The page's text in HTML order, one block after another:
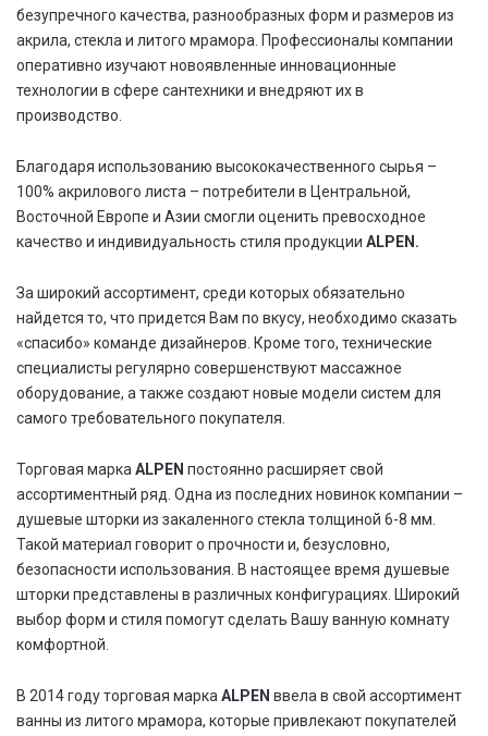
безупречного качества, разнообразных форм и размеров из
акрила, стекла и литого мрамора. Профессионалы компании
оперативно изучают новоявленные инновационные
технологии в сфере сантехники и внедряют их в
производство.
Благодаря использованию высококачественного сырья –
100% акрилового листа – потребители в Центральной,
Восточной Европе и Азии смогли оценить превосходное
качество и индивидуальность стиля продукции ALPEN.
За широкий ассортимент, среди которых обязательно
найдется то, что придется Вам по вкусу, необходимо сказать
«спасибо» команде дизайнеров. Кроме того, технические
специалисты регулярно совершенствуют массажное
оборудование, а также создают новые модели систем для
самого требовательного покупателя.
Торговая марка ALPEN постоянно расширяет свой
ассортиментный ряд. Одна из последних новинок компании –
душевые шторки из закаленного стекла толщиной 6-8 мм.
Такой материал говорит о прочности и, безусловно,
безопасности использования. В настоящее время душевые
шторки представлены в различных конфигурациях. Широкий
выбор форм и стиля помогут сделать Вашу ванную комнату
комфортной.
В 2014 году торговая марка ALPEN ввела в свой ассортимент
ванны из литого мрамора, которые привлекают покупателей